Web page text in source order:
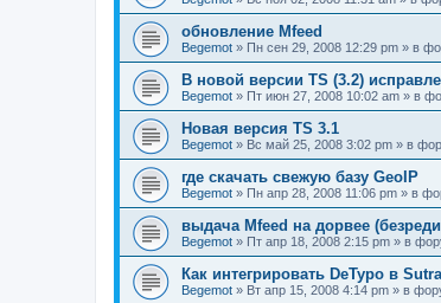
обновление Mfeed
Begemot » Пн сен 29, 2008 12:29 pm » в
В новой версии TS (3.2)
Begemot » Пт июн 27, 2008 10:02 am » в
Новая версия TS 3.1
Begemot » Вс май 25, 2008 3:02 pm » в
где скачать свежую базу GeoIP
Begemot » Пн апр 28, 2008 11:06 pm » в
выдача Mfeed на дорвее
Begemot » Пт апр 18, 2008 2:15 pm » в
Как интегрировать DeTypo в Sutra
Begemot » Вт апр 15, 2008 4:14 pm » в